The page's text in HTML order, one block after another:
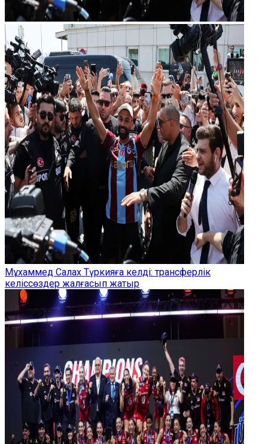
Мұхаммед Салах Түркияға келді: трансферлік
келіссөздер жалғасып жатыр